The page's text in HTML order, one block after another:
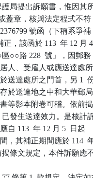
局提出訴願書，惟因其
蓋章，核與法定程式不符
號函（下稱系爭補
，該函於 113  年 12 月 4
○○路 228  號」，因郵務
人、受雇人或應送達處
送達處所之門首，另 1
於送達地之中和大華郵
等影本附卷可稽。依前
已發生送達效力。是核計
113  年 12 月 5  日起
，其補正期間應於 114
揭條文規定，本件訴願應